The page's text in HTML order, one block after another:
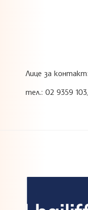
Лице за
тел.: 02 9359